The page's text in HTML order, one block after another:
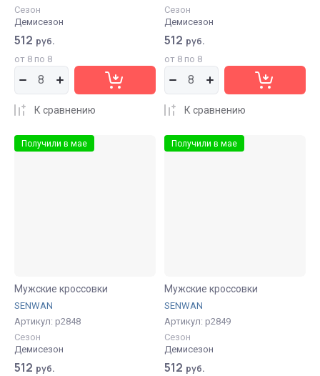
Сезон
Демисезон
512 руб.
от 8 по 8
К сравнению
Сезон
Демисезон
512 руб.
от 8 по 8
К сравнению
Получили в мае
Мужские кроссовки
SENWAN
Артикул: р2848
Сезон
Демисезон
512 руб.
Получили в мае
Мужские кроссовки
SENWAN
Артикул: р2849
Сезон
Демисезон
512 руб.